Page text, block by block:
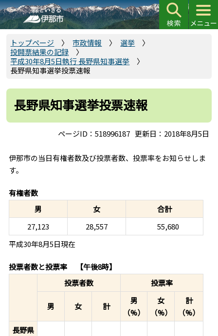
こ
の
ペ
頭
トップページ 市政情報
選挙
投開票結果の記録
平成30年8月5日執行 長野県知事選挙
長野県知事選挙投票速報
長野県知事選挙投票速報
ページID：518996187 更新日：2018年8月5日
伊那市の当日有権者数及び投票者数、投票率をお知らせしま
す。
有権者数
男
女
合計
27,123
28,557
55,680
平成30年8月5日現在
投票者数と投票率 【午後8時】
投票者数
投票率
男 女 計
男
（%）
女
（%）
計
（%）
長野県